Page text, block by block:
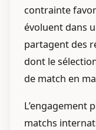
contrainte
évoluent dans
partagent des
dont le
de match en
L’engagement
matchs